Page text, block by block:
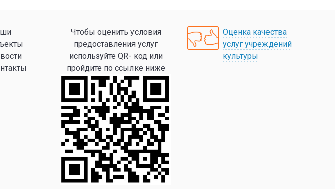
Чтобы оценить условия
предоставления услуг
используйте QR- код или
пройдите по ссылке ниже
Оценка качества
услуг учреждений
культуры